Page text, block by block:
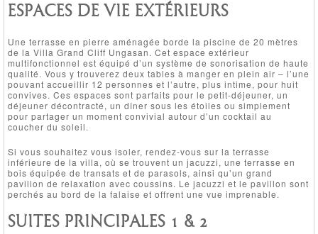
ESPACES DE VIE EXTÉRIEURS
Une terrasse en pierre aménagée borde la piscine de 20 mètres
de la Villa Grand Cliff Ungasan. Cet espace extérieur
multifonctionnel est équipé d’un système de sonorisation de haute
qualité. Vous y trouverez deux tables à manger en plein air – l’une
pouvant accueillir 12 personnes et l’autre, plus intime, pour huit
convives. Ces espaces sont parfaits pour le petit-déjeuner, un
déjeuner décontracté, un dîner sous les étoiles ou simplement
pour partager un moment convivial autour d’un cocktail au
coucher du soleil.
Si vous souhaitez vous isoler, rendez-vous sur la terrasse
inférieure de la villa, où se trouvent un jacuzzi, une terrasse en
bois équipée de transats et de parasols, ainsi qu’un grand
pavillon de relaxation avec coussins. Le jacuzzi et le pavillon sont
perchés au bord de la falaise et offrent une vue imprenable.
SUITES PRINCIPALES 1 & 2